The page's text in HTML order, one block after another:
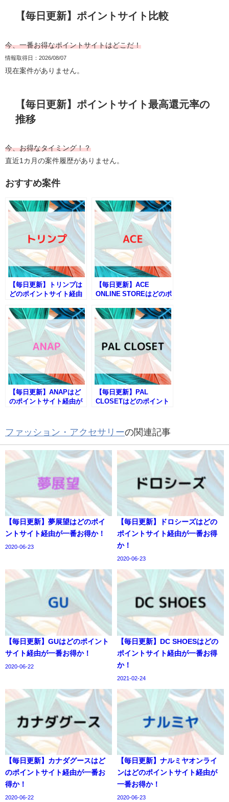
【毎日更新】ポイントサイト比較
今、一番お得なポイントサイトはどこだ！
情報取得日：2026/08/07
現在案件がありません。
【毎日更新】ポイントサイト最高還元率の
推移
今、お得なタイミング！？
直近1カ月の案件履歴がありません。
おすすめ案件
【毎日更新】トリンプは
どのポイントサイト経由
【毎日更新】ACE
ONLINE STOREはどのポ
お得か！
【毎日更新】ANAPはど
のポイントサイト経由が
【毎日更新】PAL
CLOSETはどのポイント
ファッション・アクセサリーの関連記事
【毎日更新】夢展望はどのポイ
ントサイト経由が一番お得か！
2020-06-23
【毎日更新】ドロシーズはどの
ポイントサイト経由が一番お得
か！
2020-06-23
【毎日更新】GUはどのポイント
サイト経由が一番お得か！
2020-06-22
【毎日更新】DC SHOESはどの
ポイントサイト経由が一番お得
か！
2021-02-24
【毎日更新】カナダグースはど
のポイントサイト経由が一番お
得か！
2020-06-22
【毎日更新】ナルミヤオンライ
ンはどのポイントサイト経由が
一番お得か！
2020-06-23